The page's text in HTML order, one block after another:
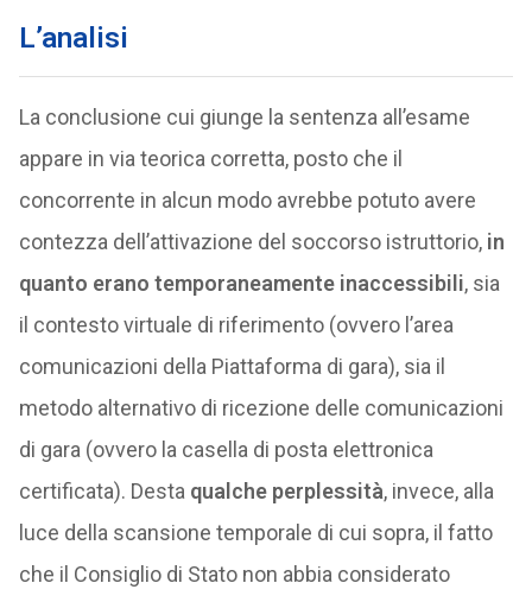
L’analisi
La conclusione cui giunge la sentenza all’esame
appare in via teorica corretta, posto che il
concorrente in alcun modo avrebbe potuto avere
contezza dell’attivazione del soccorso istruttorio, in
quanto erano temporaneamente inaccessibili, sia
il contesto virtuale di riferimento (ovvero l’area
comunicazioni della Piattaforma di gara), sia il
metodo alternativo di ricezione delle comunicazioni
di gara (ovvero la casella di posta elettronica
certificata). Desta qualche perplessità, invece, alla
luce della scansione temporale di cui sopra, il fatto
che il Consiglio di Stato non abbia considerato